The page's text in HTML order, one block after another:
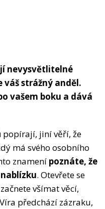
nevysvětlitelné
váš strážný anděl.
vašem boku a dává
popírají, jiní věří, že
má svého osobního
znamení poznáte, že
. Otevřete se
všímat věcí,
předchází zázraku,